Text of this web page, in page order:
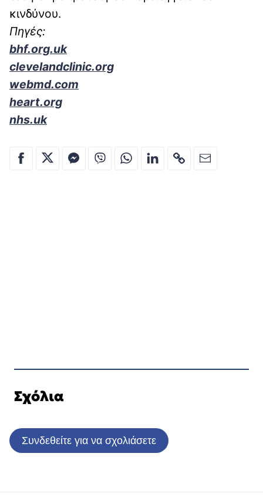
κινδύνου.
Πηγές:
bhf.org.uk
clevelandclinic.org
webmd.com
heart.org
nhs.uk
Σχόλια
Συνδεθείτε για να σχολιάσετε